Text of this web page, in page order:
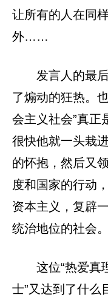
让所有的人在同
外……
发言人的最
了煽动的狂热。
会主义社会”真正
很快他就一头栽
的怀抱，然后又
度和国家的行动
资本主义，复辟
统治地位的社会。
这位“热爱真
士”又达到了什么